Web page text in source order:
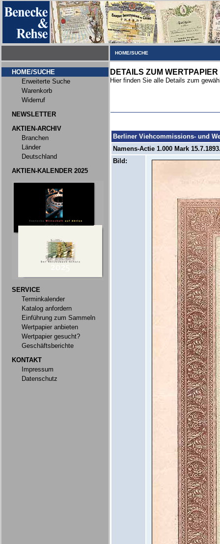
HOME/SUCHE
HOME/SUCHE
Erweiterte Suche
Warenkorb
Widerruf
NEWSLETTER
AKTIEN-ARCHIV
Branchen
Länder
Deutschland
AKTIEN-KALENDER 2025
SERVICE
Terminkalender
Katalog anfordern
Einführung zum Sammeln
Wertpapier anbieten
Wertpapier gesucht?
Geschäftsberichte
KONTAKT
Impressum
Datenschutz
DETAILS ZUM WERTPAPIER
Hier finden Sie alle Details zum
Berliner Viehcommissions- und
Namens-Actie 1.000 Mark
Bild: